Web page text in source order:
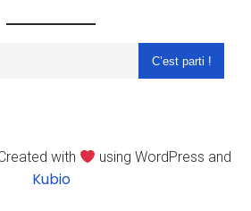
C’est parti !
with using WordPress and
Kubio